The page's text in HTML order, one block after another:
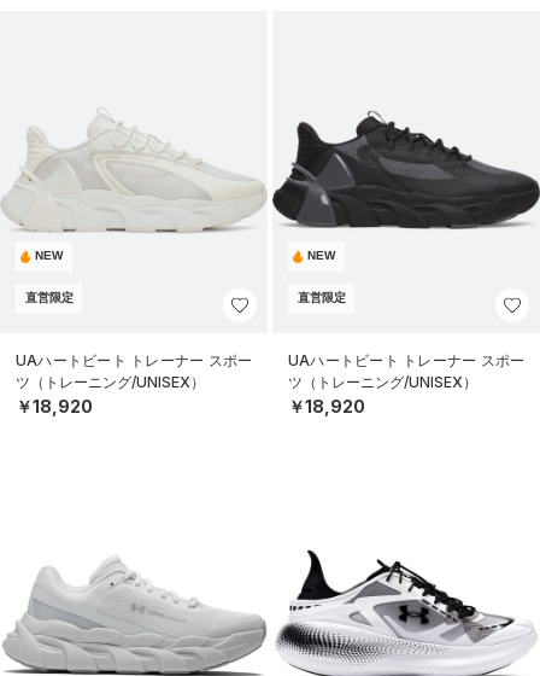
NEW
直営限定
UAハートビート トレーナー スポー
ツ（トレーニング/UNISEX）
￥18,920
NEW
直営限定
UAハートビート トレーナー スポー
ツ（トレーニング/UNISEX）
￥18,920